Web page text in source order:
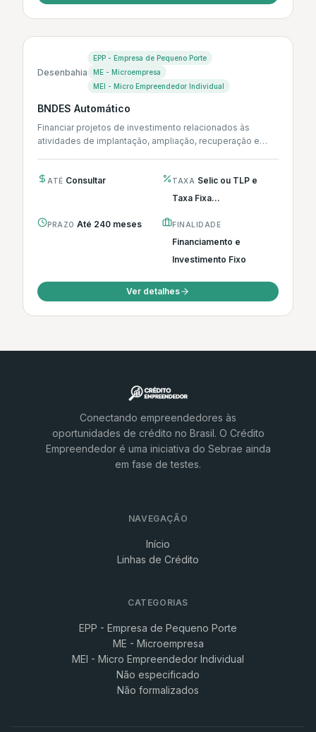
Desenbahia
EPP - Empresa de Pequeno Porte
ME - Microempresa
MEI - Micro Empreendedor Individual
BNDES Automático
Financiar projetos de investimento relacionados às
atividades de implantação, ampliação, recuperação e
ATÉ Consultar TAXA Selic ou TLP e
Taxa Fixa...
PRAZO Até 240 meses FINALIDADE
Financiamento e
Investimento Fixo
Ver detalhes
Conectando empreendedores às
oportunidades de crédito no Brasil. O Crédito
Empreendedor é uma iniciativa do Sebrae ainda
em fase de testes.
NAVEGAÇÃO
Início
Linhas de Crédito
CATEGORIAS
EPP - Empresa de Pequeno Porte
ME - Microempresa
MEI - Micro Empreendedor Individual
Não especificado
Não formalizados